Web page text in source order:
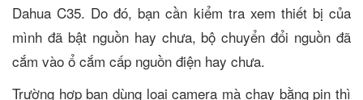
Dahua C35. Do đó, bạn cần kiểm tra xem thiết bị của
mình đã bật nguồn hay chưa, bộ chuyển đổi nguồn đã
cắm vào ổ cắm cấp nguồn điện hay chưa.
Trường hợp bạn dùng loại camera mà chạy bằng pin thì